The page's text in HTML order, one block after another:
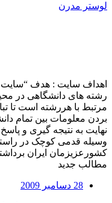
لوستر مدرن
اهداف سایت : هدف “سایت
رشته های دانشگاهی در
مرتبط با هررشته است تا
بردن معلومات بین تمام
نهایت به نتیجه گیری و
وسیله قدمی کوچک در
کشورعزیزمان ایران
مطالب جدید
28 دسامبر 2009